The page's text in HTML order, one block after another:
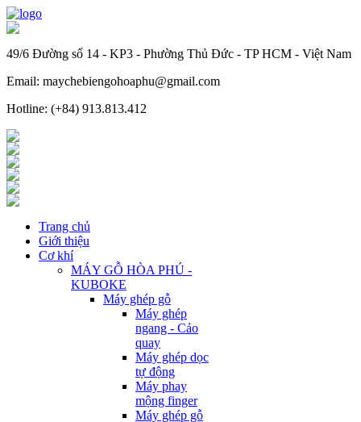
49/6 Đường số 14 - KP3 - Phường Thủ Đức - TP HCM - Việt Nam
Email: maychebiengohoaphu@gmail.com
Hotline: (+84) 913.813.412
Trang chủ
Giới thiệu
Cơ khí
MÁY GỖ HÒA PHÚ -
KUBOKE
Máy ghép gỗ
Máy ghép
ngang - Cảo
quay
Máy ghép dọc
tự động
Máy phay
mộng finger
Máy ghép gỗ